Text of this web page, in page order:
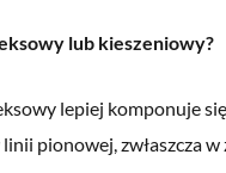
lub kieszeniowy?
lepiej komponuje
linii pionowej, zwłaszcza